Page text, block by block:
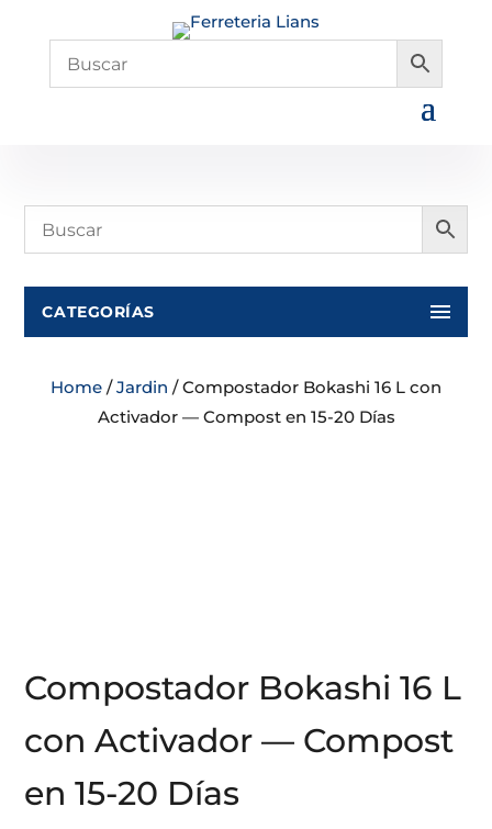
CATEGORÍAS
Home /Jardin / Compostador Bokashi 16 L con
Activador — Compost en 15-20 Días
Compostador Bokashi 16 L
con Activador — Compost
en 15-20 Días